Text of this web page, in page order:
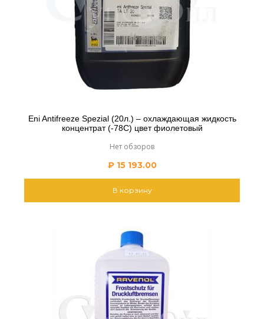
Eni Antifreeze Spezial (20л.) – охлаждающая жидкость
концентрат (-78С) цвет фиолетовый
Нет обзоров
₽15 193.00
В корзину